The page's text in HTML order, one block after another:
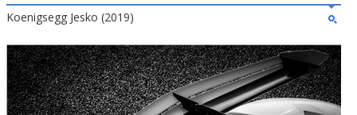
Koenigsegg Jesko (2019)